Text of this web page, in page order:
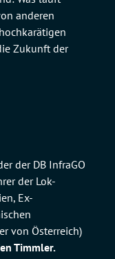
anderen
Zukunft der
der DB InfraGO
der Lok-
Ex-
von Österreich)
Timmler.